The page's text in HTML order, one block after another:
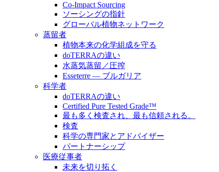
Co-Impact Sourcing
ソーシングの指針
グローバル植物ネットワーク
蒸留者
植物本来の化学組成を守る
doTERRAの違い
水蒸気蒸留／圧搾
Esseterre — ブルガリア
科学者
doTERRAの違い
Certified Pure Tested Grade™
最も多く検査され、最も信頼される。
検査
科学の専門家とアドバイザー
パートナーシップ
医療従事者
未来を切り拓く